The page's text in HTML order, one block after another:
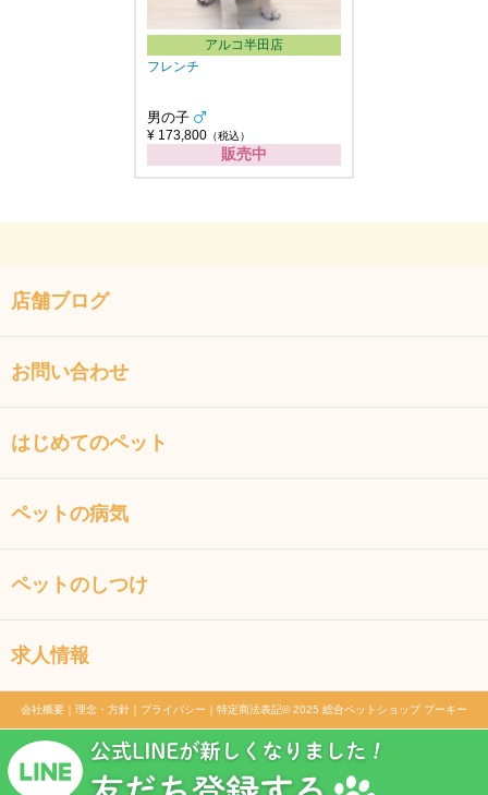
アルコ半田店
フレンチ
男の子
¥ 173,800 （税込）
販売中
店舗ブログ
お問い合わせ
はじめてのペット
ペットの病気
ペットのしつけ
求人情報
会社概要 ｜ 理念・方針 ｜ プライバシー ｜ 特定商法表記© 2025 総合ペットショップ プーキー